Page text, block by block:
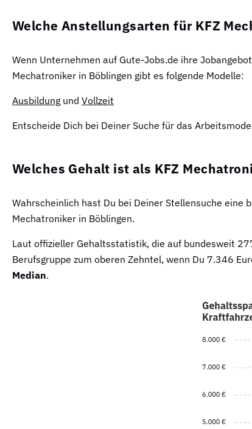
Welche Anstellungsarten für KFZ
Wenn Unternehmen auf Gute-Jobs.de ihre
Mechatroniker in Böblingen gibt es folgende Modelle:
Ausbildung und Vollzeit
Entscheide Dich bei Deiner Suche für das
Welches Gehalt ist als KFZ
Wahrscheinlich hast Du bei Deiner Stellensuche eine
Mechatroniker in Böblingen.
Laut offizieller Gehaltsstatistik, die auf bundesweit
Berufsgruppe zum oberen Zehntel, wenn Du 7.346
Median.